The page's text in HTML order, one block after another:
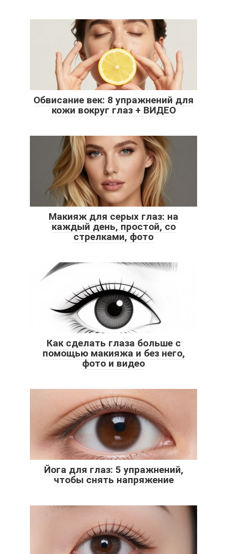
Обвисание век: 8 упражнений для
кожи вокруг глаз + ВИДЕО
Макияж для серых глаз: на
каждый день, простой, со
стрелками, фото
Как сделать глаза больше с
помощью макияжа и без него,
фото и видео
Йога для глаз: 5 упражнений,
чтобы снять напряжение